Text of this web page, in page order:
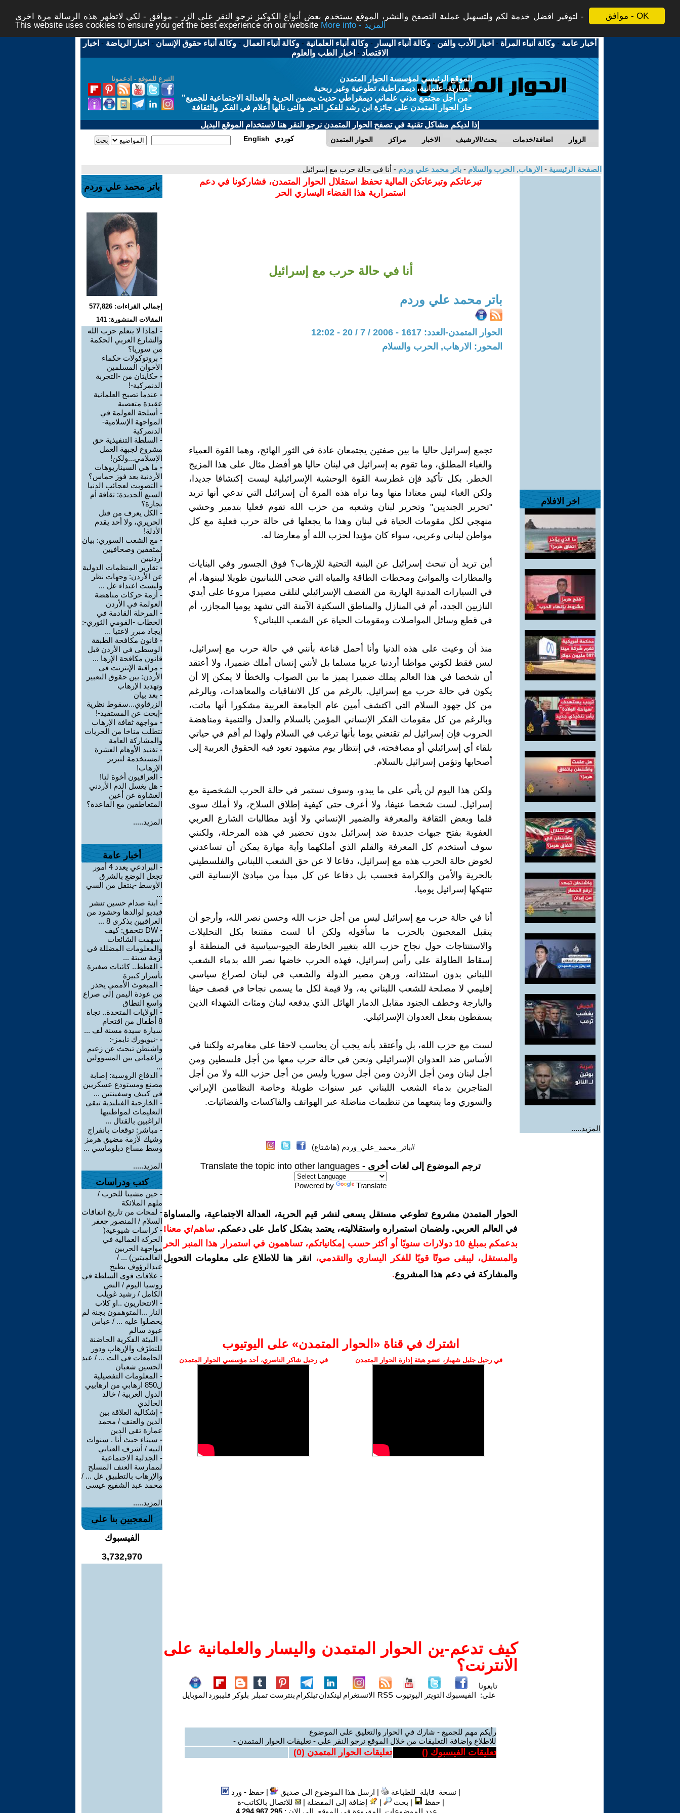
موافق - OK
لتوفير افضل خدمة لكم ولتسهيل عملية التصفح والنشر، الموقع يستخدم بعض أنواع الكوكيز نرجو النقر على الزر - موافق - لكي لاتظهر هذه الرسالة مرة اخرى -
This website uses cookies to ensure you get the best experience on our website
More info - المزيد
أخبار عامة -وكالة أنباء المرأة - اخبار الأدب والفن -وكالة أنباء اليسار -وكالة أنباء العلمانية -وكالة أنباء العمال -وكالة أنباء حقوق الإنسان - اخبار الرياضة - اخبار
الاقتصاد - اخبار الطب والعلوم
التبرع للموقع - ادعمونا
الموقع الرئيسي لمؤسسة الحوار المتمدن
يسارية، علمانية، ديمقراطية، تطوعية وغير ربحية
"من أجل مجتمع مدني علماني ديمقراطي حديث يضمن الحرية والعدالة الاجتماعية للجميع"
حاز الحوار المتمدن على جائزة ابن رشد للفكر الحر والتى نالها أعلام في الفكر والثقافة
إذا لديكم مشاكل تقنية في تصفح الحوار المتمدن نرجو النقر هنا لاستخدام الموقع البديل
الحوار المتمدن مراكز الاخبار بحث/الارشيف اضافة/خدمات الزوار English كوردي
الصفحة الرئيسية - الارهاب, الحرب والسلام - باتر محمد علي وردم - أنا في حالة حرب مع إسرائيل
اخر الافلام
المزيد.....
تبرعاتكم وتبرعاتكن المالية تحفظ استقلال الحوار المتمدن، فشاركونا في دعم
استمرارية هذا الفضاء اليساري الحر
أنا في حالة حرب مع إسرائيل
باتر محمد علي وردم
الحوار المتمدن-العدد: 1617 - 2006 / 7 / 20 - 12:02
المحور: الارهاب, الحرب والسلام
تجمع إسرائيل حاليا ما بين صفتين يجتمعان عادة في الثور الهائج، وهما القوة العمياء
والغباء المطلق، وما تقوم به إسرائيل في لبنان حاليا هو أفضل مثال على هذا المزيج
الخطر. بكل تأكيد فإن غطرسة القوة الوحشية الإسرائيلية ليست إكتشافا جديدا،
ولكن الغباء ليس معتادا منها وما نراه هذه المرة أن إسرائيل التي تدعي أنها تريد
"تحرير الجنديين" وتحرير لبنان وشعبه من حزب الله تقوم فعليا بتدمير وحشي
منهجي لكل مقومات الحياة في لبنان وهذا ما يجعلها في حالة حرب فعلية مع كل
مواطن لبناني وعربي، سواء كان مؤيدا لحزب الله أو معارضا له.
أين تريد أن تبحث إسرائيل عن البنية التحتية للإرهاب؟ فوق الجسور وفي البنايات
والمطارات والموانئ ومحطات الطاقة والمياه التي ضحى اللبنانيون طويلا ليبنوها، أم
في السيارات المدنية الهاربة من القصف الإسرائيلي لتلقى مصيرا مروعا على أيدي
النازيين الجدد، أم في المنازل والمناطق السكنية الآمنة التي تشهد يوميا المجازر، أم
في قطع وسائل المواصلات ومقومات الحياة عن الشعب اللبناني؟
منذ أن وعيت على هذه الدنيا وأنا أحمل قناعة بأنني في حالة حرب مع إسرائيل،
ليس فقط لكوني مواطنا أردنيا عربيا مسلما بل لأنني إنسان أملك ضميرا، ولا أعتقد
أن شخصا في هذا العالم يملك ضميرا يميز ما بين الصواب والخطأ لا يمكن إلا أن
يكون في حالة حرب مع إسرائيل. بالرغم من كل الاتفاقيات والمعاهدات، وبالرغم
من كل جهود السلام التي اكتشف أمين عام الجامعة العربية مشكورا أنها ماتت،
وبالرغم من كل مقومات الفكر الإنساني المؤمن بالسلام والعدل والتنمية ومناهضة
الحروب فإن إسرائيل لم تقنعني يوما بأنها ترغب في السلام ولهذا لم أقم في حياتي
بلقاء أي إسرائيلي أو مصافحته، في إنتظار يوم مشهود تعود فيه الحقوق العربية إلى
أصحابها وتؤمن إسرائيل بالسلام.
ولكن هذا اليوم لن يأتي على ما يبدو، وسوف نستمر في حالة الحرب الشخصية مع
إسرائيل. لست شخصا عنيفا، ولا أعرف حتى كيفية إطلاق السلاح، ولا أملك سوى
قلما وبعض الثقافة والمعرفة والضمير الإنساني ولا أؤيد مطالبات الشارع العربي
العفوية بفتح جبهات جديدة ضد إسرائيل بدون تحضير في هذه المرحلة، ولكنني
سوف أستخدم كل المعرفة والقلم الذي أملكهما وأية مهارة يمكن أن تساعدني
لخوض حالة الحرب هذه مع إسرائيل، دفاعا لا عن حق الشعب اللبناني والفلسطيني
بالحرية والأمن والكرامة فحسب بل دفاعا عن كل مبدأ من مبادئ الإنسانية التي
تنتهكها إسرائيل يوميا.
أنا في حالة حرب مع إسرائيل ليس من أجل حزب الله وحسن نصر الله، وأرجو أن
يتقبل المعجبون بالحزب ما سأقوله ولكن أنا لست مقتنعا بكل التحليلات
والاستنتاجات حول نجاح حزب الله بتغيير الخارطة الجيو-سياسية في المنطقة أو
إسقاط الطاولة على رأس إسرائيل، فهذه الحرب خاضها نصر الله بدماء الشعب
اللبناني بدون استئذانه، ورهن مصير الدولة والشعب في لبنان لصراع سياسي
إقليمي لا مصلحة للشعب اللبناني به، ولا قيمة لكل ما يسمى نجاحا في قصف حيفا
والبارجة وخطف الجنود مقابل الدمار الهائل الذي يدفعه لبنان ومئات الشهداء الذين
يسقطون بفعل العدوان الإسرائيلي.
لست مع حزب الله، بل وأعتقد بأنه يجب أن يحاسب لاحقا على مغامرته ولكننا في
الأساس ضد العدوان الإسرائيلي ونحن في حالة حرب معها من أجل فلسطين ومن
أجل لبنان ومن أجل الأردن ومن أجل سوريا وليس من أجل حزب الله ولا من أجل
المتاجرين بدماء الشعب اللبناني عبر سنوات طويلة وخاصة النظامين الإيراني
والسوري وما يتبعهما من تنظيمات مناضلة عبر الهواتف والفاكسات والفضائيات.
#باتر_محمد_علي_وردم (هاشتاغ)
ترجم الموضوع إلى لغات أخرى - Translate the topic into other languages
Powered by Translate
الحوار المتمدن مشروع تطوعي مستقل يسعى لنشر قيم الحرية، العدالة الاجتماعية، والمساواة
في العالم العربي. ولضمان استمراره واستقلاليته، يعتمد بشكل كامل على دعمكم. ساهم/ي معنا!
بدعمكم بمبلغ 10 دولارات سنويًا أو أكثر حسب إمكانياتكم، تساهمون في استمرار هذا المنبر الحر
والمستقل، ليبقى صوتًا قويًا للفكر اليساري والتقدمي،
انقر هنا للاطلاع على معلومات التحويل
والمشاركة في دعم هذا المشروع.
اشترك في قناة ‫«الحوار المتمدن» على اليوتيوب
في رحيل جليل شهباز، عضو هيئة إدارة الحوار المتمدن في رحيل شاكر الناصري، أحد مؤسسي الحوار المتمدن
كيف تدعم-ين الحوار المتمدن واليسار والعلمانية على
الانترنت؟
تابعونا
على: الفيسبوك التويتر اليوتيوب RSS الانستغرام لينكدإنتيلكرام بنترست تمبلر بلوكر فليبورد الموبايل
رأيكم مهم للجميع - شارك في الحوار والتعليق على الموضوع
للاطلاع وإضافة التعليقات من خلال الموقع نرجو النقر على - تعليقات الحوار المتمدن -
تعليقات الفيسبوك () تعليقات الحوار المتمدن (0
)
| نسخة قابلة للطباعة | ارسل هذا الموضوع الى صديق |حفظ - ورد
|حفظ | بحث | إضافة إلى المفضلة |
للاتصال بالكاتب-ة
عدد الموضوعات المقروءة في الموقع الى الان : 4,294,967,295
باتر محمد علي وردم
إجمالي القراءات: 577,826
المقالات المنشورة: 141
- لماذا لا يتعلم حزب الله
والشارع العربي الحكمة
من سوريا؟
- بروتوكولات حكماء
الأخوان المسلمين
- حكايتان من -التجربة
الدنمركية-!
- عندما تصبح العلمانية
عقيدة متعصبة
- أسلحة العولمة في
المواجهة الإسلامية-
الدنمركية
- السلطة التنفيذية حق
مشروع لجبهة العمل
الإسلامي...ولكن!
- ما هي السيناريوهات
الأردنية بعد فوز حماس؟
- التصويت لعجائب الدنيا
السبع الجديدة: ثقافة أم
تجارة؟
- الكل يعرف من قتل
الحريري، ولا أحد يقدم
الأدلة!
- مع الشعب السوري: بيان
لمثقفين وصحافيين
أردنيين
- تقارير المنظمات الدولية
عن الأردن: وجهات نظر
وليست اعتداء عل ...
- أزمة حركات مناهضة
العولمة في الأردن
- المرحلة القادمة في
الخطاب -القومي الثوري-:
إيجاد مبرر لاغتيا ...
- قانون مكافحة الطبقة
الوسطى في الأردن قبل
قانون مكافحة الإرها ...
- مراقبة الإنترنت في
الأردن: بين حقوق التعبير
وتهديد الإرهاب
- بعد بيان
الزرقاوي...سقوط نظرية
-إبحث عن المستفيد-!
- مواجهة ثقافة الإرهاب
تتطلب مناخا من الحريات
والمشاركة العامة
- تفنيد الأوهام العشرة
المستخدمة لتبرير
الإرهاب!
- العراقيون أخوة لنا!
- هل يغسل الدم الأردني
الغشاوة عن أعين
المتعاطفين مع القاعدة؟
المزيد.....
أخبار عامة
-
البرادعي يعدد 4 أمور
تجعل الوضع بالشرق
الأوسط -ينتقل من السي
...
- ابنة صدام حسين تنشر
فيديو لوالدها وحشود من
العراقيين بذكرى 8 ...
-
DW تتحقق: كيف
أسهمت الشائعات
والمعلومات المضللة في
أزمة سبتة ...
- القطط.. كائنات صغيرة
بأسرار كبيرة
- المبعوث الأممي يحذر
من عودة اليمن إلى صراع
واسع النطاق
- الولايات المتحدة.. نجاة
8 أطفال من اقتحام
سيارة سيدة مسنة لف ...
- -نيويورك تايمز-:
واشنطن تبحث عن زعيم
براغماتي بين المسؤولين
...
- الدفاع الروسية: إصابة
مصنع ومستودع عسكريين
في كييف وسفينتين ...
- الخارجية الفنلندية تبقي
التعليمات لمواطنيها
الراغبين بالقتال ...
- مباشر: توقعات بانفراج
وشيك لأزمة مضيق هرمز
وسط مساع دبلوماسي ...
المزيد.....
كتب ودراسات
- حين مشينا للحرب /
ملهم الملائكة
- لمحات من تاريخ اتفاقات
السلام / المنصور جعفر
-كراسات شيوعية(
الحركة العمالية في
مواجهة الحربين
العالميتين) ... /
عبدالرؤوف بطيخ
- علاقات قوى السلطة في
روسيا اليوم / النص
الكامل / رشيد غويلب
- الانتحاريون ..او كلاب
النار ...المتوهمون بجنة لم
يحصلوا عليه ... / عباس
عبود سالم
- البيئة الفكرية الحاضنة
للتطرّف والإرهاب ودور
الجامعات في الت ... / عبد
الحسين شعبان
- المعلومات التفصيلية
ل850 ارهابي من ارهابيي
الدول العربية / خالد
الخالدي
- إشكالية العلاقة بين
الدين والعنف / محمد
عمارة تقي الدين
- سيناء حيث أنا . سنوات
التيه / أشرف العناني
- الجدلية الاجتماعية
لممارسة العنف المسلح
والإرهاب بالتطبيق عل ... /
محمد عبد الشفيع عيسى
المزيد.....
المعجبين بنا على
الفيسبوك
3,732,970